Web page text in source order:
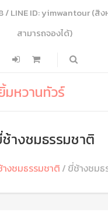
/ LINE ID: yimwantour (สิง
สามารถจองได้)
มหวานทัวร์
างชมธรรมชาติ
งชมธรรมชาติ ขี่ช้างชมธ